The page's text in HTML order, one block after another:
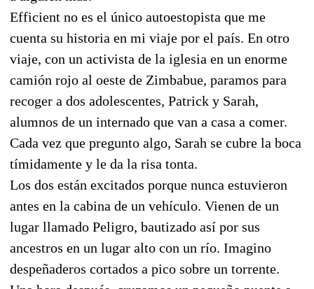
Efficient no es el único autoestopista que me
cuenta su historia en mi viaje por el país. En otro
viaje, con un activista de la iglesia en un enorme
camión rojo al oeste de Zimbabue, paramos para
recoger a dos adolescentes, Patrick y Sarah,
alumnos de un internado que van a casa a comer.
Cada vez que pregunto algo, Sarah se cubre la boca
tímidamente y le da la risa tonta.
Los dos están excitados porque nunca estuvieron
antes en la cabina de un vehículo. Vienen de un
lugar llamado Peligro, bautizado así por sus
ancestros en un lugar alto con un río. Imagino
despeñaderos cortados a pico sobre un torrente.